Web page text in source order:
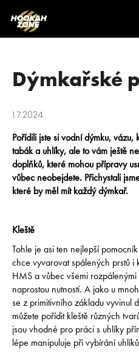
Přejít
na
obsah
Dýmkařské
1.7.2024
Pořídili jste si vodní dýmku,
tabák a uhlíky, ale to vám ještě
doplňků, které mohou přípravy
vůbec neobejdete. Přichystali
které by měl mít každý dýmkař.
Kleště
Tohle je asi ten nejlepší
chce vyvarovat spálených prstů i
HMS a vůbec všemi
naprostou nutností. A jako u
se z primitivního základu vyvinul
můžete pořídit kleště různých
jsou vhodné pro práci s uhlíky
lépe manipuluje při vybírání
O
Š
Zpět
Zpět
C
O
O
T
Ř
E
B
J
E
T
E
N
A
J
Í